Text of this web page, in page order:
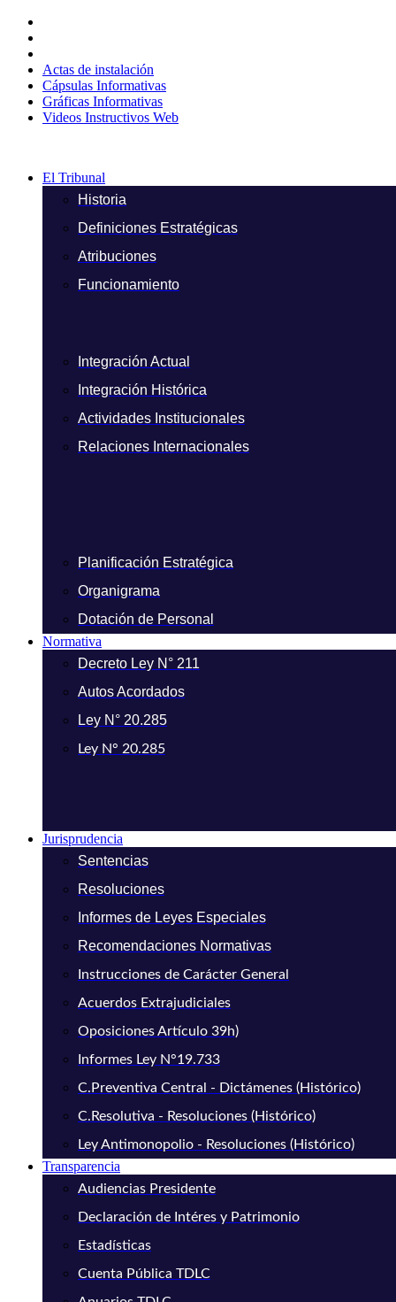
contenido
Actas de instalación
Cápsulas Informativas
Gráficas Informativas
Videos Instructivos Web
El Tribunal
Historia
Definiciones Estratégicas
Atribuciones
Funcionamiento
Integración Actual
Integración Histórica
Actividades Institucionales
Relaciones Internacionales
Planificación Estratégica
Organigrama
Dotación de Personal
Normativa
Decreto Ley N° 211
Autos Acordados
Ley N° 20.285
Ley N° 20.285
Jurisprudencia
Sentencias
Resoluciones
Informes de Leyes Especiales
Recomendaciones Normativas
Instrucciones de Carácter General
Acuerdos Extrajudiciales
Oposiciones Artículo 39h)
Informes Ley N°19.733
C.Preventiva Central - Dictámenes (Histórico)
C.Resolutiva - Resoluciones (Histórico)
Ley Antimonopolio - Resoluciones (Histórico)
Transparencia
Audiencias Presidente
Declaración de Intéres y Patrimonio
Estadísticas
Cuenta Pública TDLC